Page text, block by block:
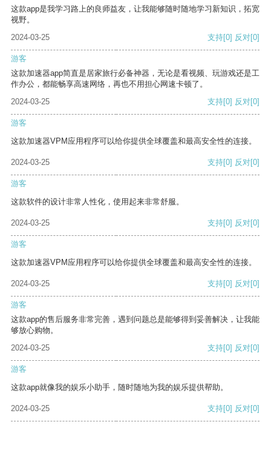
这款app是我学习路上的良师益友，让我能够随时随地学习新知识，拓宽
视野。
2024-03-25
支持[0] 反对[0]
游客
这款加速器app简直是居家旅行必备神器，无论是看视频、玩游戏还是工
作办公，都能畅享高速网络，再也不用担心网速卡顿了。
2024-03-25
支持[0] 反对[0]
游客
这款加速器VPM应用程序可以给你提供全球覆盖和最高安全性的连接。
2024-03-25 支持[0] 反对[0]
游客
这款软件的设计非常人性化，使用起来非常舒服。
2024-03-25 支持[0] 反对[0]
游客
这款加速器VPM应用程序可以给你提供全球覆盖和最高安全性的连接。
2024-03-25 支持[0] 反对[0]
游客
这款app的售后服务非常完善，遇到问题总是能够得到妥善解决，让我能
够放心购物。
2024-03-25
支持[0] 反对[0]
游客
这款app就像我的娱乐小助手，随时随地为我的娱乐提供帮助。
2024-03-25 支持[0] 反对[0]